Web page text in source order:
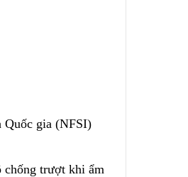
Quốc gia (NFSI)
chống trượt khi ẩm
Liên hệ
Cellulose Vàng Lõi Lọc